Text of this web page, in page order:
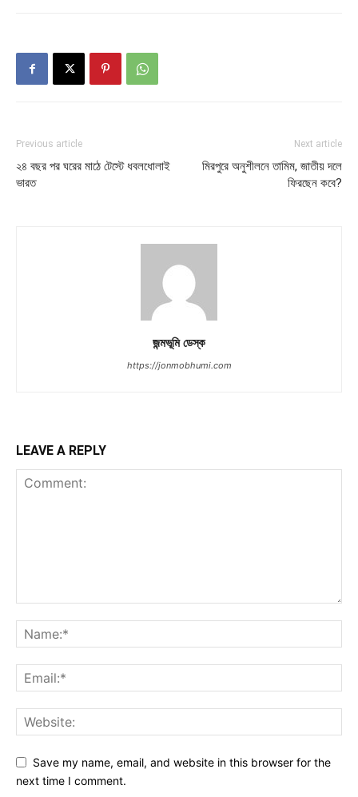
Previous article
২৪ বছর পর ঘরের মাঠে টেস্টে ধবলধোলাই
ভারত
Next article
মিরপুরে অনুশীলনে তামিম, জাতীয় দলে
ফিরছেন কবে?
জন্মভূমি ডেস্ক
https://jonmobhumi.com
LEAVE A REPLY
Save my name, email, and website in this browser for the
next time I comment.